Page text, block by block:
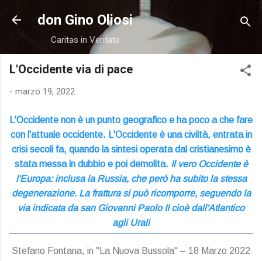
Passa ai contenuti principali
don Gino Oliosi
Caritas in Veritate
L'Occidente via di pace
- marzo 19, 2022
L'Occidente non è un punto geografico e ha poco a che fare
con l'attuale occidente. L'Occidente è una civiltà, entrata in
crisi secoli fa, quando la sintesi operata dal cristianesimo è
stata messa in dubbio e poi demolita. Il vero Occidente è
l'Europa: inclusa la Russia, che però ha subito la stessa
degenerazione. La frattura si può ricomporre, seguendo la
via indicata da san Giovanni Paolo II cioè dall'Atlantico
agli Urali
Stefano Fontana, in "La Nuova Bussola" – 18 Marzo 2022